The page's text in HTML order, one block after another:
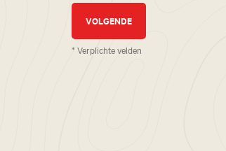
* Verplichte velden